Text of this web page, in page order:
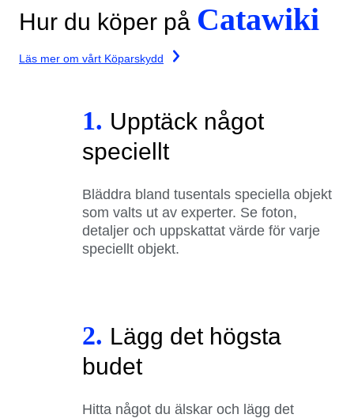
Hur du köper på Catawiki
Läs mer om vårt Köparskydd
1. Upptäck något
speciellt
Bläddra bland tusentals speciella objekt
som valts ut av experter. Se foton,
detaljer och uppskattat värde för varje
speciellt objekt.
2. Lägg det högsta
budet
Hitta något du älskar och lägg det